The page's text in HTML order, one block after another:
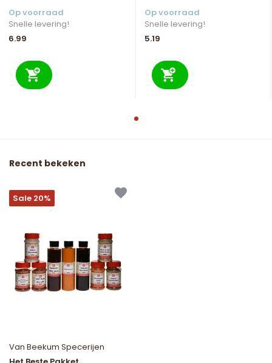
Op voorraad
Snelle levering!
6.99
Op voorraad
Snelle levering!
5.19
Recent bekeken
Sale 20%
Van Beekum Specerijen